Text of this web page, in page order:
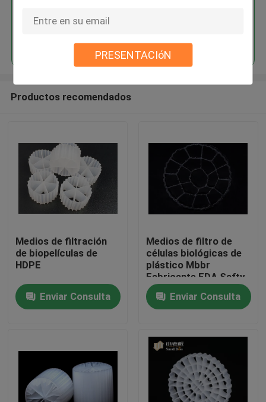
PRESENTACIóN
Hogar
Viaje de la fábrica
Productos recomendados
Medios de filtración
de biopelículas de
HDPE
Enviar Consulta
Medios de filtro de
células biológicas de
plástico Mbbr
Fabricante FDA Safty
Bio Filler
Enviar Consulta